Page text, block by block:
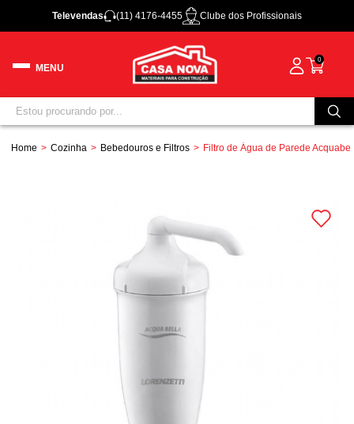
Televendas (11) 4176-4455 Clube dos Profissionais
0
Home Cozinha Bebedouros e Filtros Filtro de Água de Parede